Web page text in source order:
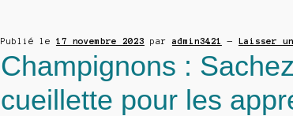
Publié le 17 novembre 2023 paradmin3421 — Laisser
Champignons :
cueillette pour les